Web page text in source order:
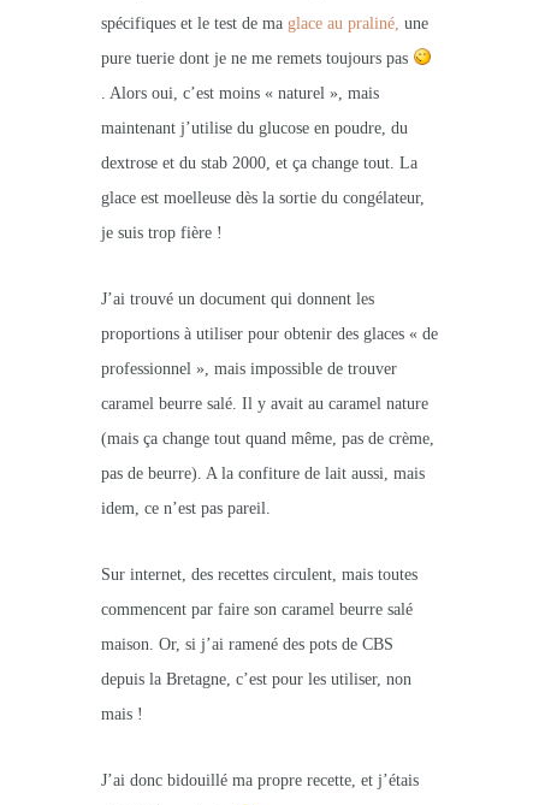
spécifiques et le test de ma glace au praliné, une
pure tuerie dont je ne me remets toujours pas
. Alors oui, c’est moins « naturel », mais
maintenant j’utilise du glucose en poudre, du
dextrose et du stab 2000, et ça change tout. La
glace est moelleuse dès la sortie du congélateur,
je suis trop fière !
J’ai trouvé un document qui donnent les
proportions à utiliser pour obtenir des glaces « de
professionnel », mais impossible de trouver
caramel beurre salé. Il y avait au caramel nature
(mais ça change tout quand même, pas de crème,
pas de beurre). A la confiture de lait aussi, mais
idem, ce n’est pas pareil.
Sur internet, des recettes circulent, mais toutes
commencent par faire son caramel beurre salé
maison. Or, si j’ai ramené des pots de CBS
depuis la Bretagne, c’est pour les utiliser, non
mais !
J’ai donc bidouillé ma propre recette, et j’étais